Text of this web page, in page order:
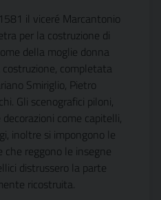
il viceré Marcantonio
per la costruzione di
della moglie donna
completata
Smiriglio, Pietro
Gli scenografici piloni,
come capitelli,
inoltre si impongono le
che reggono le insegne
distrussero la parte
ricostruita.